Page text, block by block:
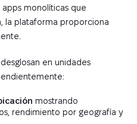
monolíticas que
la plataforma proporciona
en unidades
mostrando
rendimiento por geografía y